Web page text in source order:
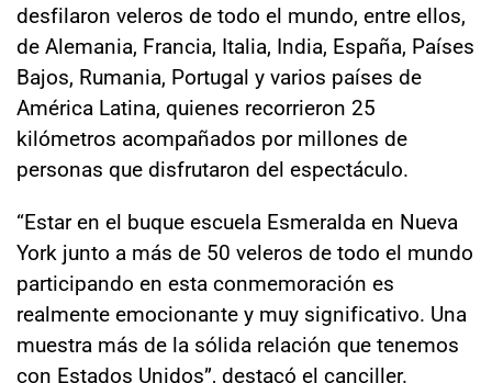
desfilaron veleros de todo el mundo, entre ellos,
de Alemania, Francia, Italia, India, España, Países
Bajos, Rumania, Portugal y varios países de
América Latina, quienes recorrieron 25
kilómetros acompañados por millones de
personas que disfrutaron del espectáculo.
“Estar en el buque escuela Esmeralda en Nueva
York junto a más de 50 veleros de todo el mundo
participando en esta conmemoración es
realmente emocionante y muy significativo. Una
muestra más de la sólida relación que tenemos
con Estados Unidos”, destacó el canciller.